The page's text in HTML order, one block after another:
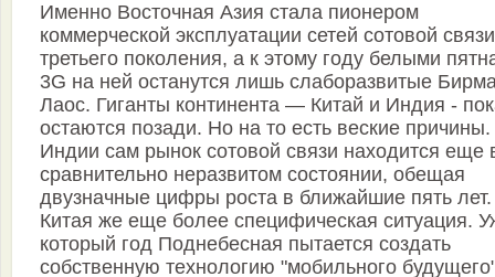
Именно Восточная Азия стала пионером
коммерческой эксплуатации сетей сотовой связи
третьего поколения, а к этому году белыми
3G на ней останутся лишь слаборазвитые
Лаос. Гиганты континента — Китай и Индия -
остаются позади. Но на то есть веские
Индии сам рынок сотовой связи находится еще
сравнительно неразвитом состоянии, обещая
двузначные цифры роста в ближайшие пять
Китая же еще более специфическая ситуация.
который год Поднебесная пытается создать
собственную технологию "мобильного